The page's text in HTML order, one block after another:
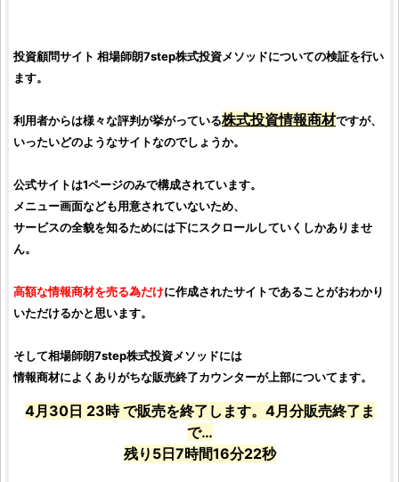
投資顧問サイト 相場師朗7step株式投資メソッドについての検証を行い
ます。
利用者からは様々な評判が挙がっている株式投資情報商材ですが、
いったいどのようなサイトなのでしょうか。
公式サイトは1ページのみで構成されています。
メニュー画面なども用意されていないため、
サービスの全貌を知るためには下にスクロールしていくしかありませ
ん。
高額な情報商材を売る為だけに作成されたサイトであることがおわかり
いただけるかと思います。
そして相場師朗7step株式投資メソッドには
情報商材によくありがちな販売終了カウンターが上部についてます。
4月30日 23時 で販売を終了します。4月分販売終了ま
で…
残り5日7時間16分22秒